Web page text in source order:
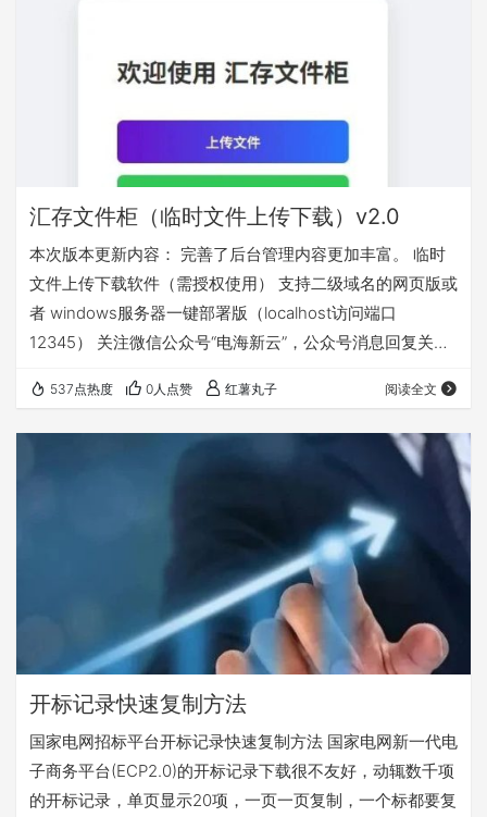
汇存文件柜（临时文件上传下载）v2.0
本次版本更新内容： 完善了后台管理内容更加丰富。 临时
文件上传下载软件（需授权使用） 支持二级域名的网页版或
者 windows服务器一键部署版（localhost访问端口
12345） 关注微信公众号“电海新云”，公众号消息回复关键
537点热度 0人点赞 红薯丸子 阅读全文
开标记录快速复制方法
国家电网招标平台开标记录快速复制方法 国家电网新一代电
子商务平台(ECP2.0)的开标记录下载很不友好，动辄数千项
的开标记录，单页显示20项，一页一页复制，一个标都要复